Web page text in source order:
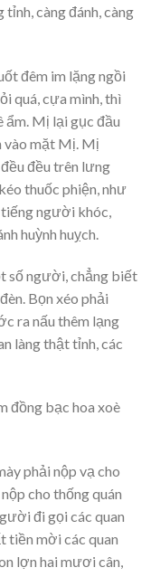
tỉnh, càng đánh, càng
đêm im lặng ngồi
quá, cựa mình, thì
ẩm. Mị lại gục đầu
vào mặt Mị. Mị
đều trên lưng
thuốc phiện, như
người khóc,
huỳnh huỵch.
số người, chẳng biết
Bọn xéo phải
ra nấu thêm lạng
làng thật tỉnh, các
đồng bạc hoa xoè
phải nộp vạ cho
cho thống quán
đi gọi các quan
tiền mời các quan
lợn hai mươi cân,